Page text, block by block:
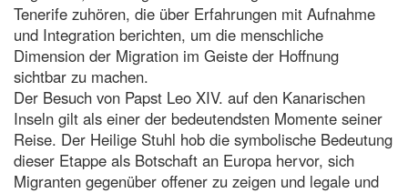
Tenerife zuhören, die über Erfahrungen mit Aufnahme
und Integration berichten, um die menschliche
Dimension der Migration im Geiste der Hoffnung
sichtbar zu machen.
Der Besuch von Papst Leo XIV. auf den Kanarischen
Inseln gilt als einer der bedeutendsten Momente seiner
Reise. Der Heilige Stuhl hob die symbolische Bedeutung
dieser Etappe als Botschaft an Europa hervor, sich
Migranten gegenüber offener zu zeigen und legale und